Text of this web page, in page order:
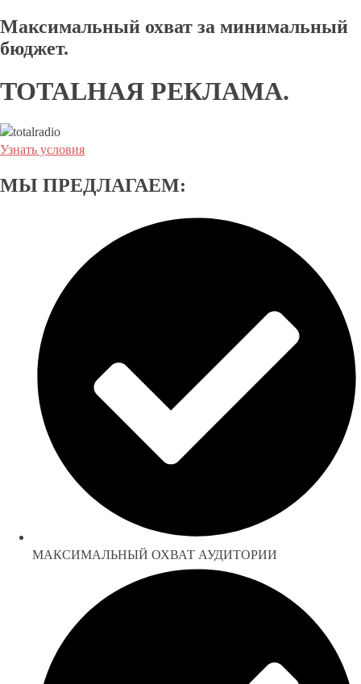
Максимальный охват за минимальный
бюджет.
TOTALНАЯ РЕКЛАМА.
Узнать условия
МЫ ПРЕДЛАГАЕМ:
МАКСИМАЛЬНЫЙ ОХВАТ АУДИТОРИИ